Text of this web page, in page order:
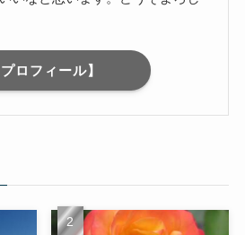
プロフィール】